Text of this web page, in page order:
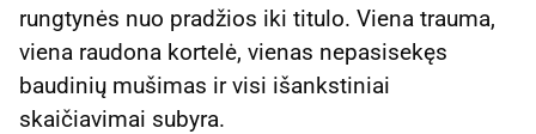
rungtynės nuo pradžios iki titulo. Viena trauma,
viena raudona kortelė, vienas nepasisekęs
baudinių mušimas ir visi išankstiniai
skaičiavimai subyra.